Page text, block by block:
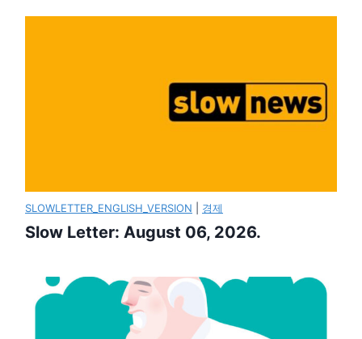
SLOWLETTER_ENGLISH_VERSION 경제
Slow Letter: August 06, 2026.